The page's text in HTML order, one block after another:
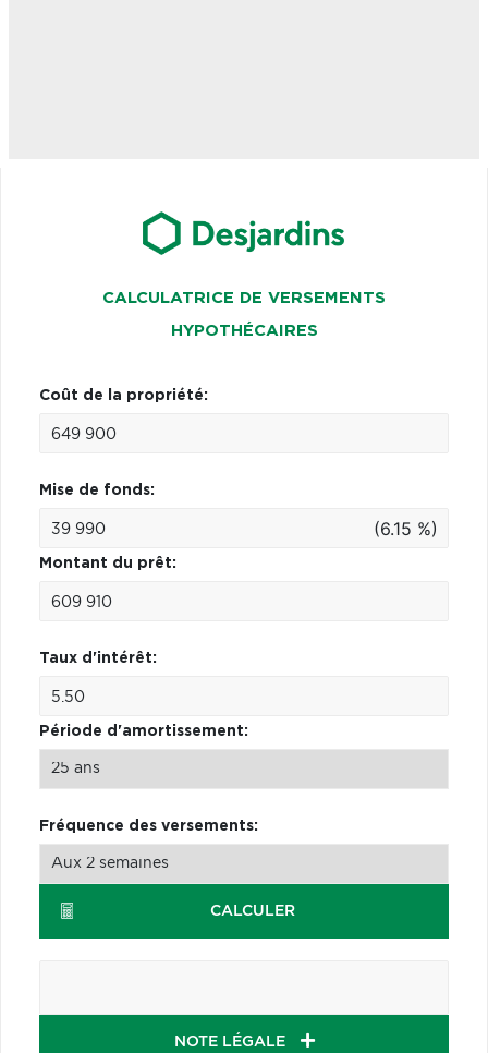
CALCULATRICE DE VERSEMENTS
HYPOTHÉCAIRES
Coût de la propriété:
Mise de fonds:
(6.15 %)
Montant du prêt:
Taux d'intérêt:
Période d'amortissement:
Fréquence des versements:
CALCULER
NOTE LÉGALE